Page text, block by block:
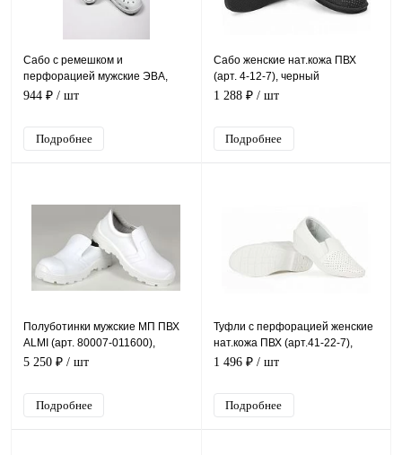
Сабо с ремешком и
перфорацией мужские ЭВА,
белый
944 ₽ / шт
Подробнее
Сабо женские нат.кожа ПВХ
(арт. 4-12-7), черный
1 288 ₽ / шт
Подробнее
Полуботинки мужские МП ПВХ
ALMI (арт. 80007-011600),
белый
5 250 ₽ / шт
Подробнее
Туфли с перфорацией женские
нат.кожа ПВХ (арт.41-22-7),
белый
1 496 ₽ / шт
Подробнее